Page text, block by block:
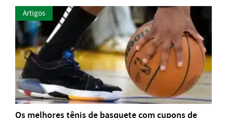
Artigos
Os melhores tênis de basquete com cupons de